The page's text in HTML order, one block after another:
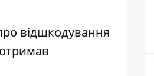
відшкодування
отримав